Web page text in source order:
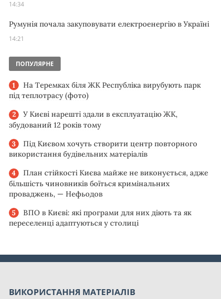
14:34
Румунія почала закуповувати електроенергію в Україні
14:21
ПОПУЛЯРНЕ
На Теремках біля ЖК Республіка вирубують парк
під теплотрасу (фото)
У Києві нарешті здали в експлуатацію ЖК,
збудований 12 років тому
Під Києвом хочуть створити центр повторного
використання будівельних матеріалів
План стійкості Києва майже не виконується, адже
більшість чиновників боїться кримінальних
проваджень, — Нефьодов
ВПО в Києві: які програми для них діють та як
переселенці адаптуються у столиці
ВИКОРИСТАННЯ МАТЕРІАЛІВ